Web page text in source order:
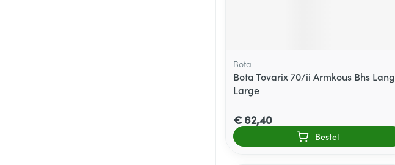
Bota
Bota Tovarix 70/ii Armkous Bhs Lang
Large
€ 62,40
Bestel